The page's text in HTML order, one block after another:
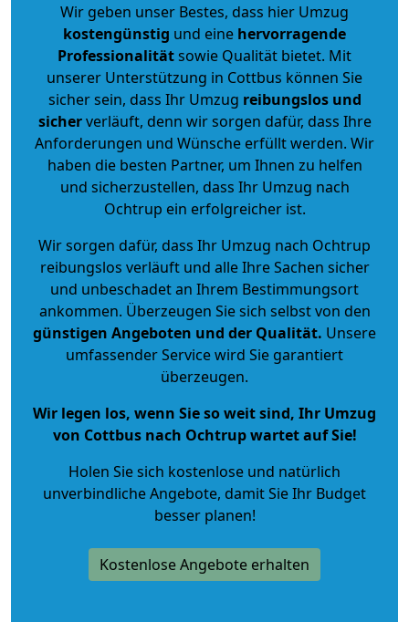
Wir geben unser Bestes, dass hier Umzug
kostengünstig und eine hervorragende
Professionalitätsowie Qualität bietet. Mit
unserer Unterstützung in Cottbus können Sie
sicher sein, dass Ihr Umzug reibungslos und
sicherverläuft, denn wir sorgen dafür, dass Ihre
Anforderungen und Wünsche erfüllt werden. Wir
haben die besten Partner, um Ihnen zu helfen
und sicherzustellen, dass Ihr Umzug nach
Ochtrup ein erfolgreicher ist.
Wir sorgen dafür, dass Ihr Umzug nach Ochtrup
reibungslos verläuft und alle Ihre Sachen sicher
und unbeschadet an Ihrem Bestimmungsort
ankommen. Überzeugen Sie sich selbst von den
günstigen Angeboten und der Qualität. Unsere
umfassender Service wird Sie garantiert
überzeugen.
Wir legen los, wenn Sie so weit sind, Ihr Umzug
von Cottbus nach Ochtrup wartet auf Sie!
Holen Sie sich kostenlose und natürlich
unverbindliche Angebote, damit Sie Ihr Budget
besser planen!
Kostenlose Angebote erhalten